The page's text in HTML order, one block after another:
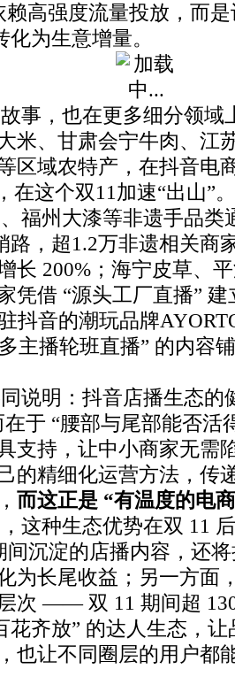
高强度流量投放，而是
为生意增量。
事，也在更多细分领域
米、甘肃会宁牛肉、江
区域农特产，在抖音电
在这个双11加速“出山”。
福州大漆等非遗手品类
路，超1.2万非遗相关商
长 200%；海宁皮草、
凭借 “源头工厂直播”
抖音的潮玩品牌
主播轮班直播” 的内容
说明：抖音店播生态的
在于 “腰部与尾部能否
支持，让中小商家无需
的精细化运营方法，传
而这正是 “有温度的电
这种生态优势在双 11
间沉淀的店播内容，还
为长尾收益；另一方面
次 —— 双 11 期间超
花齐放” 的达人生态，
也让不同圈层的用户都